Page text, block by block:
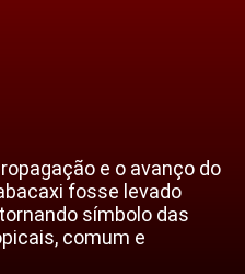
e o avanço do
fosse levado
símbolo das
comum e